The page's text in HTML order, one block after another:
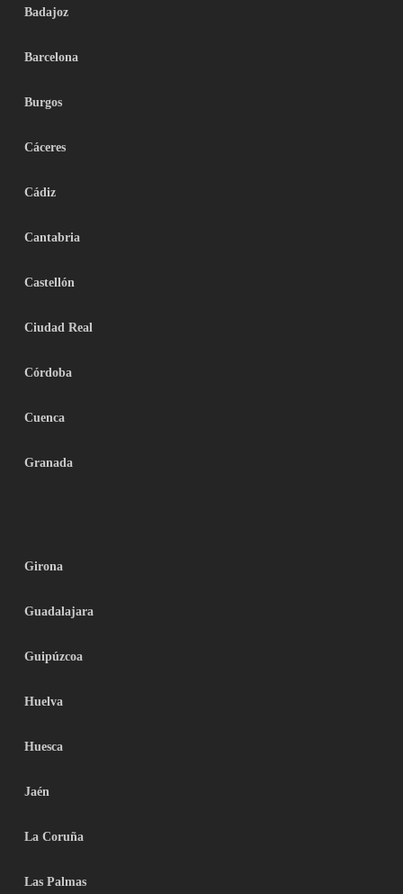
Badajoz
Barcelona
Burgos
Cáceres
Cádiz
Cantabria
Castellón
Ciudad Real
Córdoba
Cuenca
Granada
Girona
Guadalajara
Guipúzcoa
Huelva
Huesca
Jaén
La Coruña
Las Palmas